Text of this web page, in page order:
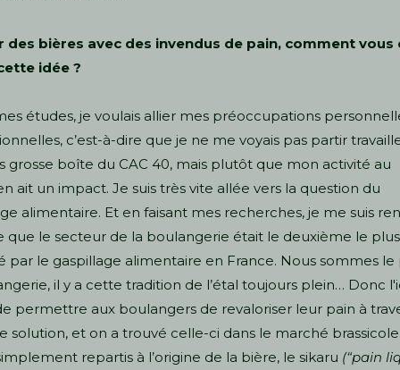
des bières avec des invendus de pain, comment vous
idée ?
études, je voulais allier mes préoccupations
c’est-à-dire que je ne me voyais pas partir
grosse boîte du CAC 40, mais plutôt que mon activité au
ait un impact. Je suis très vite allée vers la question du
alimentaire. Et en faisant mes recherches, je me suis
que le secteur de la boulangerie était le deuxième le plus
par le gaspillage alimentaire en France. Nous sommes le
il y a cette tradition de l’étal toujours plein… Donc
permettre aux boulangers de revaloriser leur pain à
solution, et on a trouvé celle-ci dans le marché
repartis à l’origine de la bière, le sikaru (“pain